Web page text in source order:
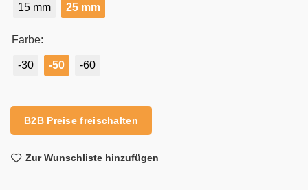
15 mm 25 mm
Farbe:
-30 -50 -60
B2B Preise freischalten
Zur Wunschliste hinzufügen